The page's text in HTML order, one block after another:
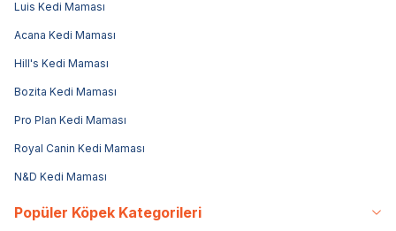
Luis Kedi Maması
Acana Kedi Maması
Hill's Kedi Maması
Bozita Kedi Maması
Pro Plan Kedi Maması
Royal Canin Kedi Maması
N&D Kedi Maması
Popüler Köpek Kategorileri